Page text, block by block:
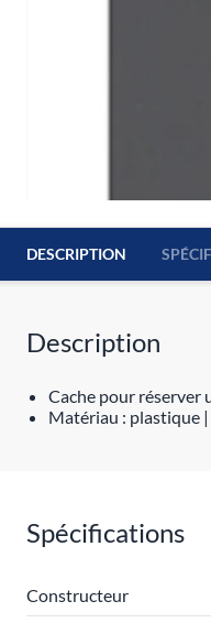
DESCRIPTION
Description
Cache pour réserver
Matériau : plastique |
Spécifications
Constructeur